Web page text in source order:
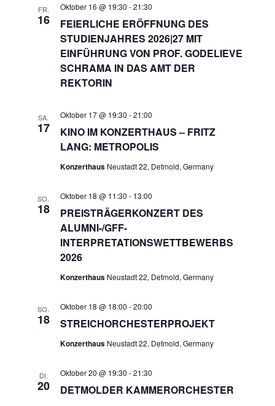
FR.
16
FEIERLICHE ERÖFFNUNG DES
STUDIENJAHRES 2026|27 MIT
EINFÜHRUNG VON PROF. GODELIEVE
SCHRAMA IN DAS AMT DER
REKTORIN
Oktober 16 @ 19:30 -21:30
SA.
17
KINO IM KONZERTHAUS – FRITZ
LANG: METROPOLIS
Oktober 17 @ 19:30 -21:00
Konzerthaus Neustadt 22, Detmold, Germany
SO.
18
PREISTRÄGERKONZERT DES
ALUMNI-/GFF-
INTERPRETATIONSWETTBEWERBS
2026
Oktober 18 @ 11:30 - 13:00
Konzerthaus Neustadt 22, Detmold, Germany
SO.
18 STREICHORCHESTERPROJEKT
Oktober 18 @ 18:00 -20:00
Konzerthaus Neustadt 22, Detmold, Germany
DI.
20 DETMOLDER KAMMERORCHESTER
Oktober 20 @ 19:30 -21:30